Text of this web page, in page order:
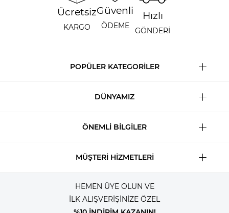
Ücretsiz
KARGO
Güvenli
ÖDEME
Hızlı
GÖNDERİ
POPÜLER KATEGORİLER
DÜNYAMIZ
ÖNEMLİ BİLGİLER
MÜŞTERİ HİZMETLERİ
HEMEN ÜYE OLUN VE
İLK ALIŞVERİŞİNİZE ÖZEL